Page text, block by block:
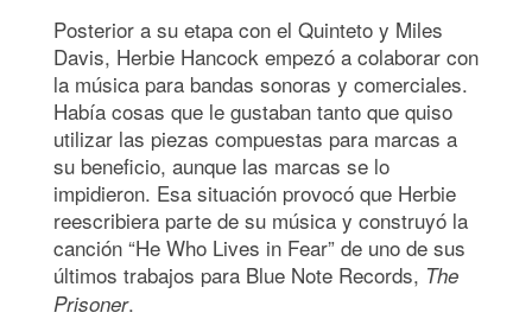
Posterior a su etapa con el Quinteto y Miles
Davis, Herbie Hancock empezó a colaborar con
la música para bandas sonoras y comerciales.
Había cosas que le gustaban tanto que quiso
utilizar las piezas compuestas para marcas a
su beneficio, aunque las marcas se lo
impidieron. Esa situación provocó que Herbie
reescribiera parte de su música y construyó la
canción “He Who Lives in Fear” de uno de sus
últimos trabajos para Blue Note Records, The
Prisoner.